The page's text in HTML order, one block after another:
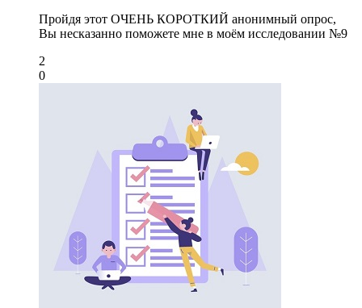
Пройдя этот ОЧЕНЬ КОРОТКИЙ анонимный опрос,
Вы несказанно поможете мне в моём исследовании №9
2
0